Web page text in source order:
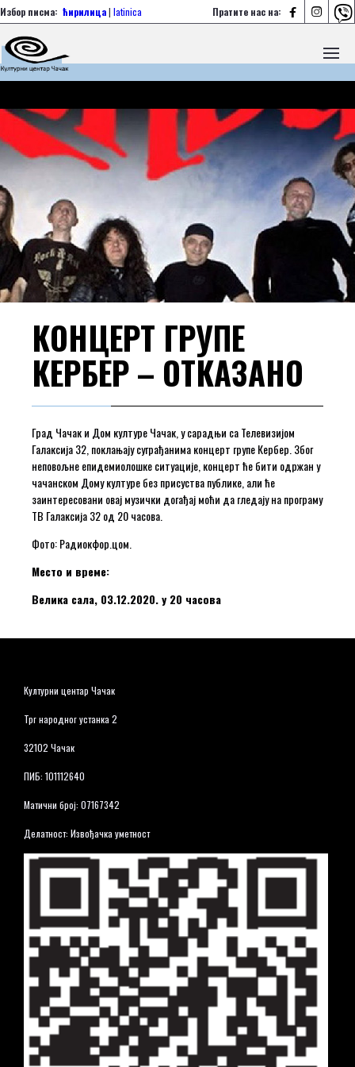
Пратите нас на:   
Избор писма: ћирилица| latinica
КОНЦЕРТ ГРУПЕ
КЕРБЕР – ОТКАЗАНО
Град Чачак и Дом културе Чачак, у сарадњи са Телевизијом
Галаксија 32, поклањају суграђанима концерт групе Кербер. Због
неповољне епидемиолошке ситуације, концерт ће бити одржан у
чачанском Дому културе без присуства публике, али ће
заинтересовани овај музички догађај моћи да гледају на програму
ТВ Галаксија 32 од 20 часова.
Фото: Радиокфор.цом.
Место и време:
Велика сала, 03.12.2020. у 20 часова
Културни центар Чачак
Трг народног устанка 2
32102 Чачак
ПИБ: 101112640
Матични број: 07167342
Делатност: Извођачка уметност